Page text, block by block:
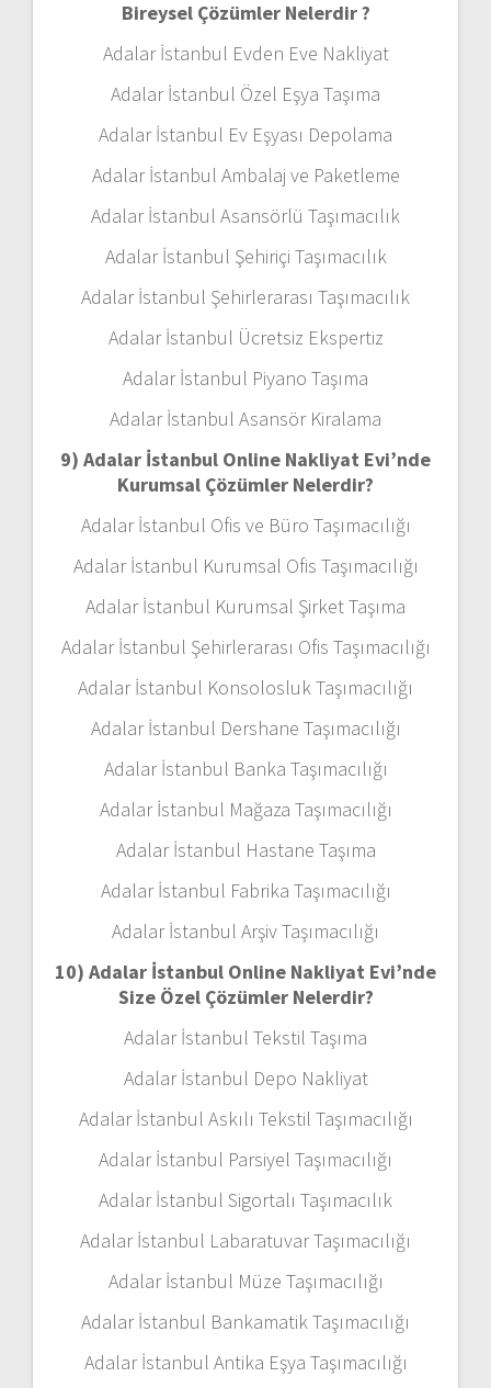
Bireysel Çözümler Nelerdir ?
Adalar İstanbul Evden Eve Nakliyat
Adalar İstanbul Özel Eşya Taşıma
Adalar İstanbul Ev Eşyası Depolama
Adalar İstanbul Ambalaj ve Paketleme
Adalar İstanbul Asansörlü Taşımacılık
Adalar İstanbul Şehiriçi Taşımacılık
Adalar İstanbul Şehirlerarası Taşımacılık
Adalar İstanbul Ücretsiz Ekspertiz
Adalar İstanbul Piyano Taşıma
Adalar İstanbul Asansör Kiralama
9) Adalar İstanbul Online Nakliyat Evi’nde
Kurumsal Çözümler Nelerdir?
Adalar İstanbul Ofis ve Büro Taşımacılığı
Adalar İstanbul Kurumsal Ofis Taşımacılığı
Adalar İstanbul Kurumsal Şirket Taşıma
Adalar İstanbul Şehirlerarası Ofis Taşımacılığı
Adalar İstanbul Konsolosluk Taşımacılığı
Adalar İstanbul Dershane Taşımacılığı
Adalar İstanbul Banka Taşımacılığı
Adalar İstanbul Mağaza Taşımacılığı
Adalar İstanbul Hastane Taşıma
Adalar İstanbul Fabrika Taşımacılığı
Adalar İstanbul Arşiv Taşımacılığı
10) Adalar İstanbul Online Nakliyat Evi’nde
Size Özel Çözümler Nelerdir?
Adalar İstanbul Tekstil Taşıma
Adalar İstanbul Depo Nakliyat
Adalar İstanbul Askılı Tekstil Taşımacılığı
Adalar İstanbul Parsiyel Taşımacılığı
Adalar İstanbul Sigortalı Taşımacılık
Adalar İstanbul Labaratuvar Taşımacılığı
Adalar İstanbul Müze Taşımacılığı
Adalar İstanbul Bankamatik Taşımacılığı
Adalar İstanbul Antika Eşya Taşımacılığı